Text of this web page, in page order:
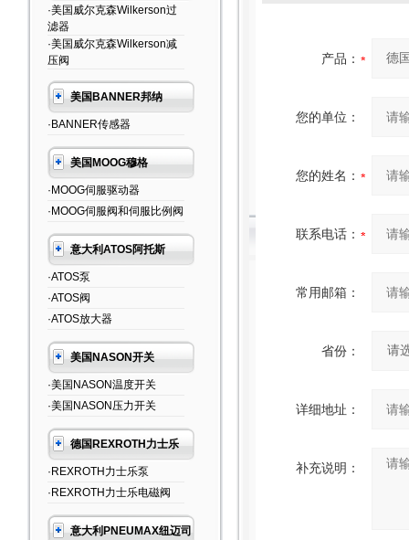
·美国威尔克森Wilkerson过
滤器
·美国威尔克森Wilkerson减
压阀
美国BANNER邦纳
·BANNER传感器
美国MOOG穆格
·MOOG伺服驱动器
·MOOG伺服阀和伺服比例阀
意大利ATOS阿托斯
·ATOS泵
·ATOS阀
·ATOS放大器
美国NASON开关
·美国NASON温度开关
·美国NASON压力开关
德国REXROTH力士乐
·REXROTH力士乐泵
·REXROTH力士乐电磁阀
意大利PNEUMAX纽迈司
产品：
您的单位：
您的姓名：
联系电话：
常用邮箱：
省份：
详细地址：
补充说明：